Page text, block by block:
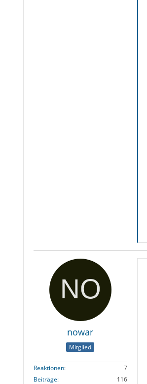
nowar
Mitglied
Reaktionen
7
Beiträge
116